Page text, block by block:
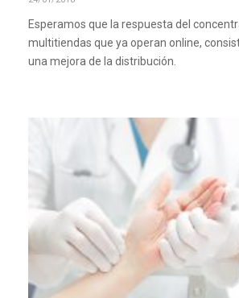
Esperamos que la respuesta del
multitiendas que ya operan online,
una mejora de la distribución.